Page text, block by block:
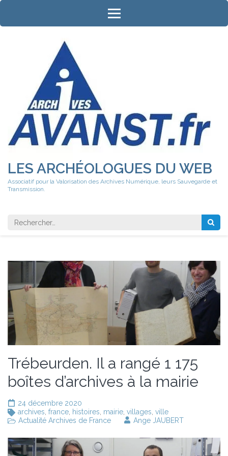
Aller
contenu
LES ARCHÉOLOGUES DU WEB
Associatif pour la Valorisation des Archives Numérique, leurs Sauvegarde et
Transmission.
Rechercher
Trébeurden. Il a rangé 1 175
boîtes d’archives à la mairie
24 décembre 2020
archives france histoires mairie villages ville
Actualité Archives de France
Ange JAUBERT